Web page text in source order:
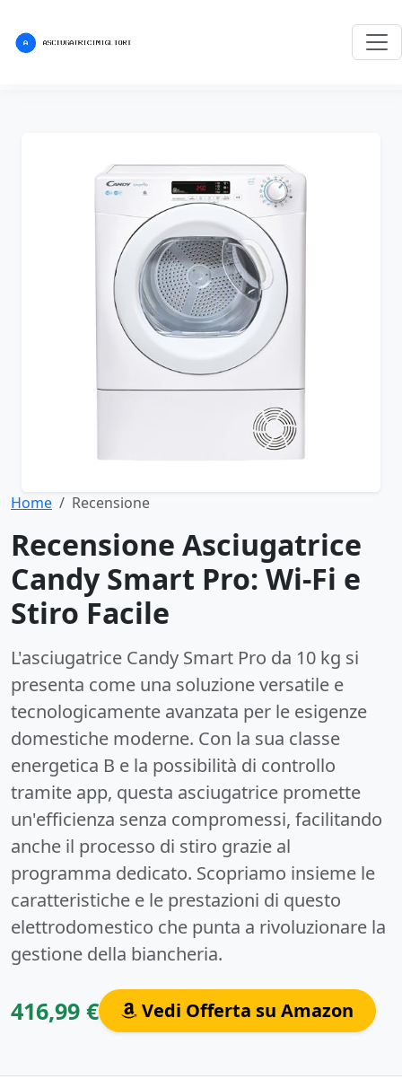
Home Recensione
Recensione Asciugatrice
Candy Smart Pro: Wi-Fi e
Stiro Facile
L'asciugatrice Candy Smart Pro da 10 kg si
presenta come una soluzione versatile e
tecnologicamente avanzata per le esigenze
domestiche moderne. Con la sua classe
energetica B e la possibilità di controllo
tramite app, questa asciugatrice promette
un'efficienza senza compromessi, facilitando
anche il processo di stiro grazie al
programma dedicato. Scopriamo insieme le
caratteristiche e le prestazioni di questo
elettrodomestico che punta a rivoluzionare la
gestione della biancheria.
416,99 € Vedi Offerta su Amazon